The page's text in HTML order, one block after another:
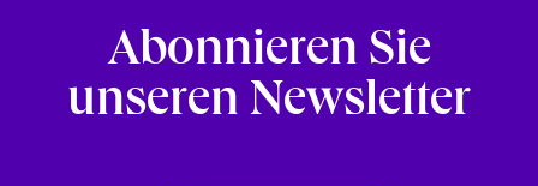
Abonnieren Sie
unseren Newsletter